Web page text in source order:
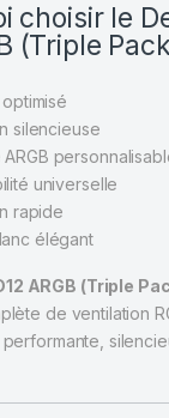
choisir le
(Triple
optimisé
silencieuse
ARGB
universelle
rapide
élégant
ARGB (Triple
de ventilation